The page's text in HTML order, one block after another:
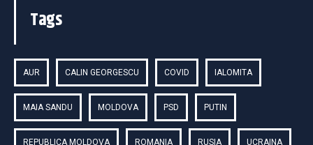
Tags
AUR CALIN GEORGESCU COVID IALOMITA
MAIA SANDU MOLDOVA PSD PUTIN
REPUBLICA MOLDOVA ROMANIA RUSIA UCRAINA